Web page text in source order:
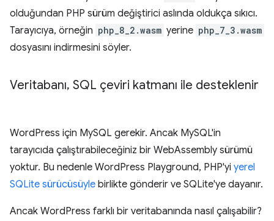
olduğundan PHP sürüm değiştirici aslında oldukça sıkıcı.
Tarayıcıya, örneğin php_8_2.wasm yerine php_7_3.wasm
dosyasını indirmesini söyler.
Veritabanı, SQL çeviri katmanı ile desteklenir
WordPress için MySQL gerekir. Ancak MySQL'in
tarayıcıda çalıştırabileceğiniz bir WebAssembly sürümü
yoktur. Bu nedenle WordPress Playground, PHP'yi yerel
SQLite sürücüsüyle birlikte gönderir ve SQLite'ye dayanır.
Ancak WordPress farklı bir veritabanında nasıl çalışabilir?